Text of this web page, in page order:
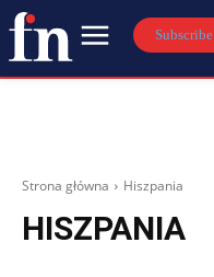
Subscribe
Strona główna Hiszpania
HISZPANIA